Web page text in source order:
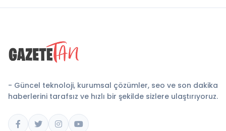
- Güncel teknoloji, kurumsal çözümler, seo ve son dakika
haberlerini tarafsız ve hızlı bir şekilde sizlere ulaştırıyoruz.